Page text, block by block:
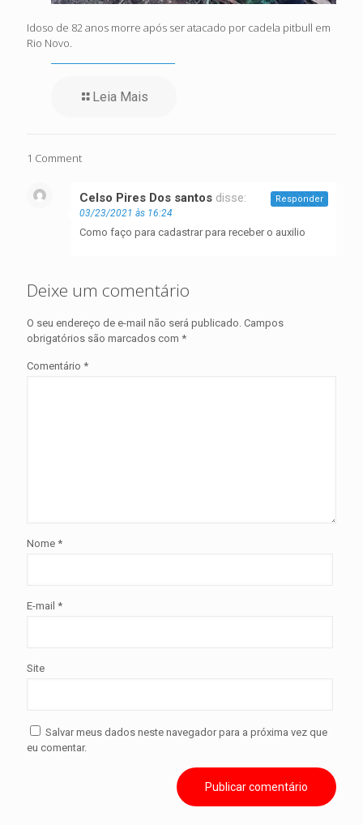
Idoso de 82 anos morre após ser atacado por cadela pitbull em
Rio Novo.
Leia Mais
1 Comment
Celso Pires Dos santos disse:
03/23/2021 às 16:24
Como faço para cadastrar para receber o auxilio
Responder
Deixe um comentário
O seu endereço de e-mail não será publicado. Campos
obrigatórios são marcados com *
Comentário *
Nome *
E-mail *
Site
Salvar meus dados neste navegador para a próxima vez que
eu comentar.